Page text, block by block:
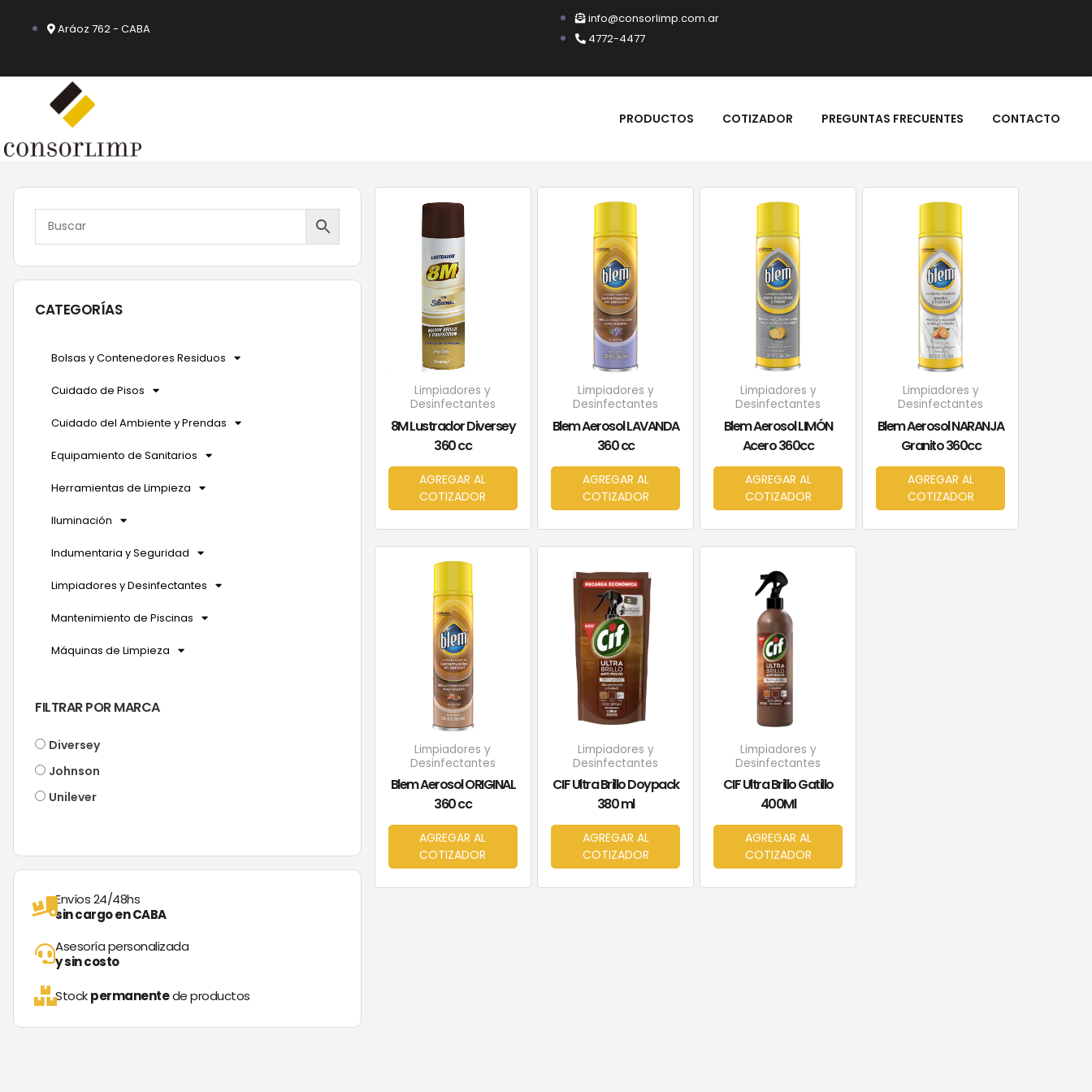
Aráoz 762 - CABA
info@consorlimp.com.ar
4772-4477
PRODUCTOS COTIZADOR PREGUNTAS FRECUENTES CONTACTO
CATEGORÍAS
Bolsas y Contenedores Residuos
Cuidado de Pisos
Cuidado del Ambiente y Prendas
Equipamiento de Sanitarios
Herramientas de Limpieza
Iluminación
Indumentaria y Seguridad
Limpiadores y Desinfectantes
Mantenimiento de Piscinas
Máquinas de Limpieza
FILTRAR POR MARCA
Diversey
Johnson
Unilever
Envíos 24/48hs
sin cargo en CABA
Asesoría personalizada
y sin costo
Stockpermanentede productos
Limpiadores y
Desinfectantes
8M Lustrador Diversey
360 cc
AGREGAR AL
COTIZADOR
Limpiadores y
Desinfectantes
Blem Aerosol LAVANDA
360 cc
AGREGAR AL
COTIZADOR
Limpiadores y
Desinfectantes
Blem Aerosol LIMÓN
Acero 360cc
AGREGAR AL
COTIZADOR
Limpiadores y
Desinfectantes
Blem Aerosol NARANJA
Granito 360cc
AGREGAR AL
COTIZADOR
Limpiadores y
Desinfectantes
Blem Aerosol ORIGINAL
360 cc
AGREGAR AL
COTIZADOR
Limpiadores y
Desinfectantes
CIF Ultra Brillo Doypack
380 ml
AGREGAR AL
COTIZADOR
Limpiadores y
Desinfectantes
CIF Ultra Brillo Gatillo
400Ml
AGREGAR AL
COTIZADOR